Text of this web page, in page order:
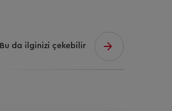
Bu da ilginizi çekebilir